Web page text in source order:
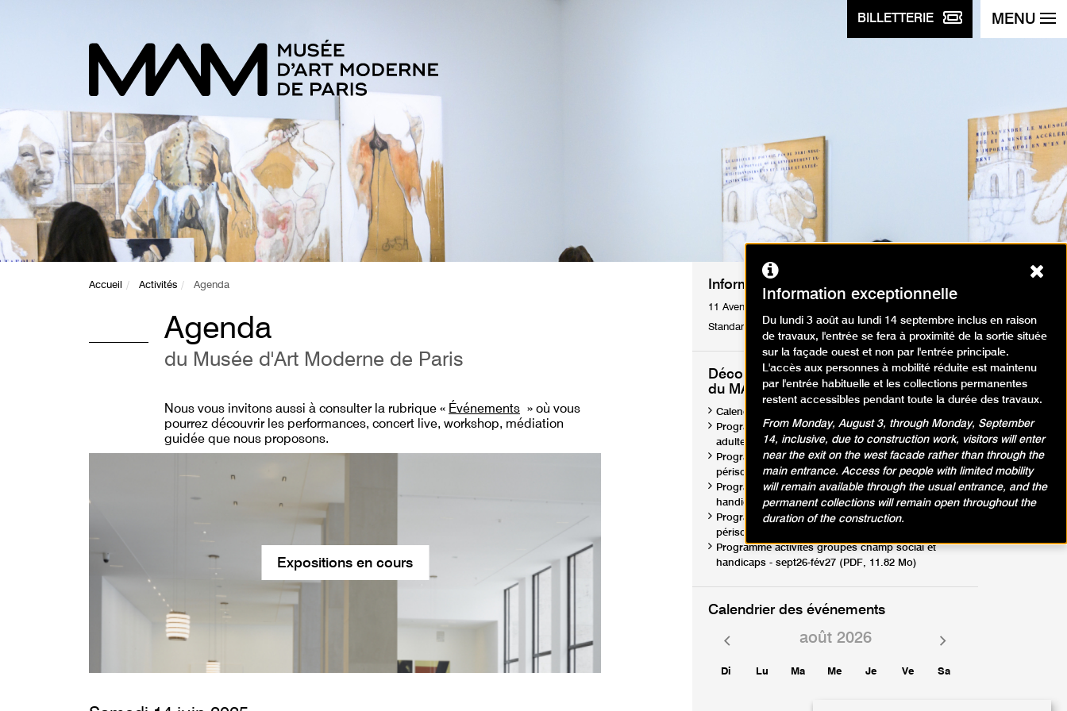
BILLETTERIE MENU
Accueil Activités Agenda
Agenda
du Musée d'Art Moderne de Paris
Nous vous invitons aussi à consulter la rubrique « Événements » où vous
pourrez découvrir les performances, concert live, workshop, médiation
guidée que nous proposons.
Expositions en cours
Informations pratiques
11 Avenue du Président Wilson 75116 Paris
Standard : Tél. +33 1 53 67 40 00
Découvrez les programmes d'activités
du MAM Paris !
Calendrier d'activités - avril-août26 (PDF, 1.88 Mo)
Programme activités en famille, enfants, ados,
adultes - avril-août26 (PDF, 12.57 Mo)
Programme activités groupes scolaires,
périscolaires - avril-août26 (PDF, 8.95 Mo)
Programme activités groupes champ social et
handicaps - avril-août26 (PDF, 9.44 Mo)
Programme activités groupes scolaires,
périscolaires - sept26-fév27 (PDF, 6.85 Mo)
Programme activités groupes champ social et
handicaps - sept26-fév27 (PDF, 11.82 Mo)
Calendrier des événements
août 2026
Di Lu Ma Me Je Ve Sa
Mois
Mois
Information exceptionnelle
Du lundi 3 août au lundi 14 septembre inclus en raison
de travaux, l'entrée se fera à proximité de la sortie située
sur la façade ouest et non par l'entrée principale.
L'accès aux personnes à mobilité réduite est maintenu
par l'entrée habituelle et les collections permanentes
restent accessibles pendant toute la durée des travaux.
From Monday, August 3, through Monday, September
14, inclusive, due to construction work, visitors will enter
near the exit on the west facade rather than through the
main entrance. Access for people with limited mobility
will remain available through the usual entrance, and the
permanent collections will remain open throughout the
duration of the construction.